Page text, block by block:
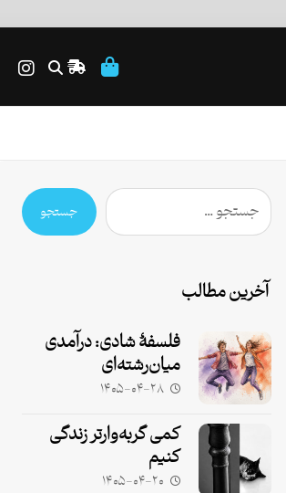
جستجو
آخرین مطالب
فلسفۀ شادی: درآمدی
میان‌رشته‌ای
۱۴۰۵-۰۴-۲۸
کمی گربه‌وارتر زندگی
کنیم
۱۴۰۵-۰۴-۲۰